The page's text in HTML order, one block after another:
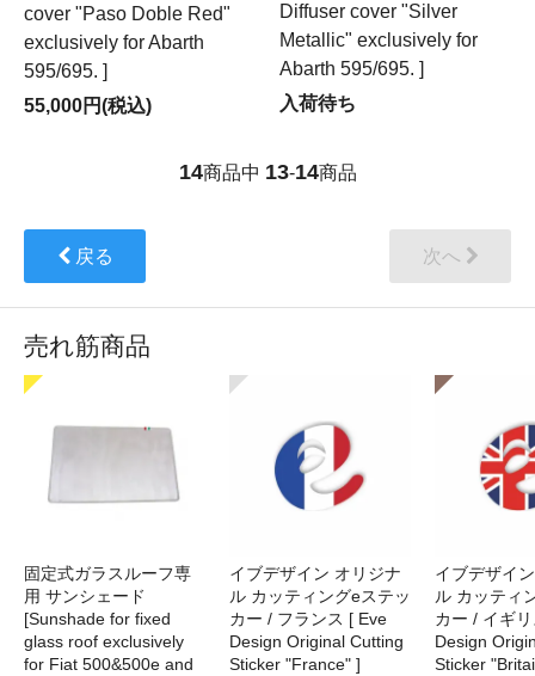
cover "Paso Doble Red"
exclusively for Abarth
595/695. ]
55,000円(税込)
Diffuser cover "Silver
Metallic" exclusively for
Abarth 595/695. ]
入荷待ち
14商品中 13-14商品
戻る 次へ
売れ筋商品
固定式ガラスルーフ専
用 サンシェード
[Sunshade for fixed
glass roof exclusively
for Fiat 500&500e and
イブデザイン オリジナ
ル カッティングeステッ
カー / フランス [ Eve
Design Original Cutting
Sticker "France" ]
イブデザイ
ル カッティ
カー / イギ
Design
Sticker